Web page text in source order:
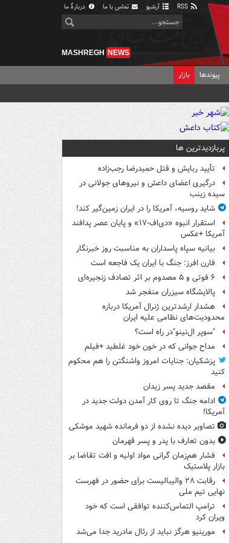
آرشیو تماس با ما دربارهٔ ما
MASHREGH NEWS
پیوندها بازار
پربازدیدترین ها
تأیید ربایش و قتل حمیدرضا رجب‌زاده
درگیری اعضای داعش و نیروهای جولانی در
سیده زینب
شاید روسیه، آمریکا را در ایران زمین‌گیر کند!
استقرار انبوه «دی‌اف‑۱۷» و پایان عصر پدافند
آمریکا +عکس
بیانیه سپاه پاسداران به مناسبت روز خبرنگار
فارن افرز: جنگ با ایران یک فاجعه است
۶ فوتی و ۵ مصدوم بر اثر تصادف زنجیره‌ای
پالایشگاه سیزران منفجر شد
هشدار ارشدترین ژنرال آمریکا درباره
محدودیت‌های نظامی علیه ایران
"سوپر ال‌نینو"در راه است؟
مداح جوانی که در خون خود غلطید +فیلم
پزشکیان: جنایات امروز واشنگتن را هم محکوم
کنید
مقصد جدید پسر زیدان
ادامه جنگ تا روی کار آمدن دولت جدید در
آمریکا!
تصاویر دیده‌ نشده از دو فرمانده شهید موشکی
بدون تعارف با پدر و پسر قهرمان
فشار هم‌زمان گرانی مواد اولیه و افت تقاضا بر
بازار پلاستیک
رقابت ۲۸ والیبالیست برای حضور در فهرست
نهایی تیم ملی
ترامپ التماس‌کننده توافقی است که خود
ویران کرد
مورینیو هرگز نباید از رئال مادرید جدا می‌شد